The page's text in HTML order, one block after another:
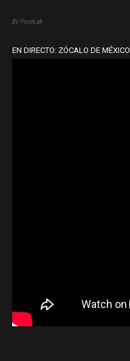
By PoseLab
EN DIRECTO: ZÓCALO DE MÉXICO